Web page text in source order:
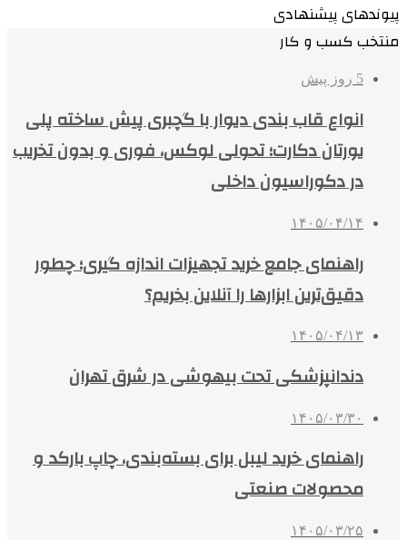
پیوندهای پیشنهادی
منتخب کسب و کار
5 روز پیش
انواع قاب بندی دیوار با گچبری پیش ساخته پلی
یورتان دکارت؛ تحولی لوکس، فوری و بدون تخریب
در دکوراسیون داخلی
۱۴۰۵/۰۴/۱۴
راهنمای جامع خرید تجهیزات اندازه گیری؛ چطور
دقیق‌ترین ابزارها را آنلاین بخریم؟
۱۴۰۵/۰۴/۱۳
دندانپزشکی تحت بیهوشی در شرق تهران
۱۴۰۵/۰۳/۳۰
راهنمای خرید لیبل برای بسته‌بندی، چاپ بارکد و
محصولات صنعتی
۱۴۰۵/۰۳/۲۵